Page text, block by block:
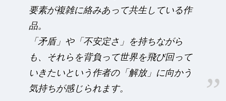
要素が複雑に絡みあって共生している作
品。
「矛盾」や「不安定さ」を持ちながら
も、それらを背負って世界を飛び回って
いきたいという作者の「解放」に向かう
気持ちが感じられます。